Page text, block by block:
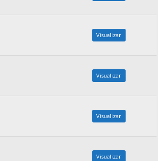
Visualizar
Visualizar
Visualizar
Visualizar